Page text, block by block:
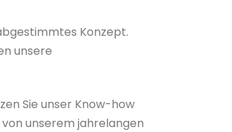
Konzept.
unsere
Sie unser Know-how
unserem jahrelangen